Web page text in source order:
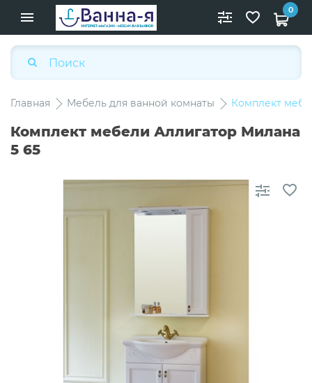
0
Главная Мебель для ванной комнаты Комплект
Комплект мебели Аллигатор Милана
5 65